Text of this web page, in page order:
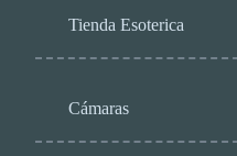
Tienda Esoterica
Cámaras